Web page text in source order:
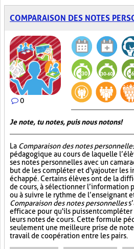
COMPARAISON DES NOTES
0
Je note, tu notes, puis nous notons!
La Comparaison des notes
pédagogique au cours de laquelle
ses notes personnelles avec un
but de les compléter et d'y ajouter les
échappé. Certains élèves ont de la
de cours, à sélectionner l’information
ou à suivre le rythme de l’enseignant
Comparaison des notes personnelles
efficace pour qu'ils puissent compléter
leurs notes de cours. Cette formule
seulement une meilleure prise de
travail de coopération entre les pairs.